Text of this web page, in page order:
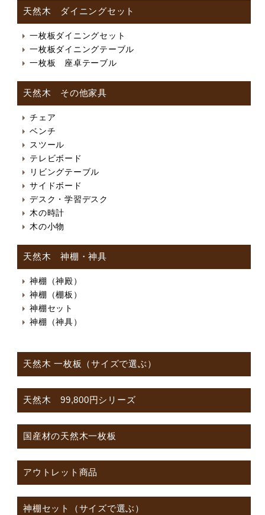
天然木 ダイニングセット
一枚板ダイニングセット
一枚板ダイニングテーブル
一枚板 座卓テーブル
天然木 その他家具
チェア
ベンチ
スツール
テレビボード
リビングテーブル
サイドボード
デスク・学習デスク
木の時計
木の小物
天然木 神棚・神具
神棚（神殿）
神棚（棚板）
神棚セット
神棚（神具）
天然木 一枚板（サイズで選ぶ）
天然木 99,800円シリーズ
国産材の天然木一枚板
アウトレット商品
神棚セット（サイズで選ぶ）